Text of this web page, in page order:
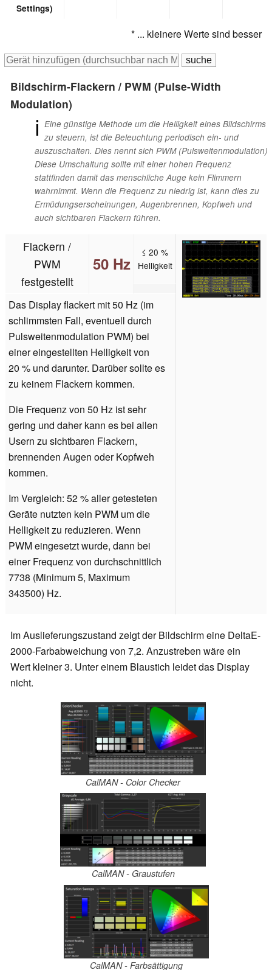
Settings)
* ... kleinere Werte sind besser
Bildschirm-Flackern / PWM (Pulse-Width
Modulation)
ℹ Eine günstige Methode um die Helligkeit eines Bildschirms
zu steuern, ist die Beleuchtung periodisch ein- und
auszuschalten. Dies nennt sich PWM (Pulsweitenmodulation)
Diese Umschaltung sollte mit einer hohen Frequenz
stattfinden damit das menschliche Auge kein Flimmern
wahrnimmt. Wenn die Frequenz zu niedrig ist, kann dies zu
Ermüdungserscheinungen, Augenbrennen, Kopfweh und
auch sichtbaren Flackern führen.
Flackern /
PWM
festgestellt
50 Hz
≤ 20 %
Helligkeit
Das Display flackert mit 50 Hz (im
schlimmsten Fall, eventuell durch
Pulsweitenmodulation PWM) bei
einer eingestellten Helligkeit von
20 % und darunter. Darüber sollte es
zu keinem Flackern kommen.
Die Frequenz von 50 Hz ist sehr
gering und daher kann es bei allen
Usern zu sichtbaren Flackern,
brennenden Augen oder Kopfweh
kommen.
Im Vergleich: 52 % aller getesteten
Geräte nutzten kein PWM um die
Helligkeit zu reduzieren. Wenn
PWM eingesetzt wurde, dann bei
einer Frequenz von durchschnittlich
7738 (Minimum 5, Maximum
343500) Hz.
Im Auslieferungszustand zeigt der Bildschirm eine DeltaE-
2000-Farbabweichung von 7,2. Anzustreben wäre ein
Wert kleiner 3. Unter einem Blaustich leidet das Display
nicht.
CalMAN - Color Checker
CalMAN - Graustufen
CalMAN - Farbsättigung